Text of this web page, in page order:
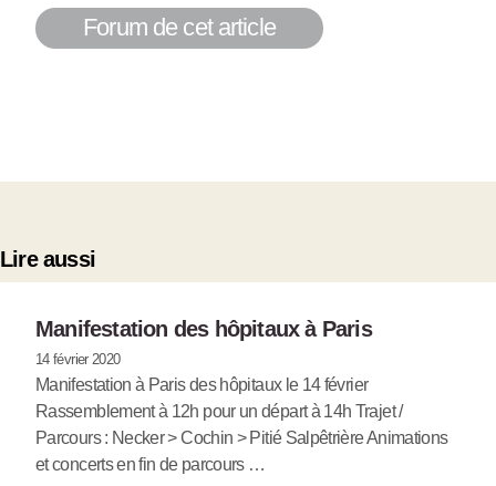
Forum de cet article
Lire aussi
Manifestation des hôpitaux à Paris
14 février 2020
Manifestation à Paris des hôpitaux le 14 février
Rassemblement à 12h pour un départ à 14h Trajet /
Parcours : Necker > Cochin > Pitié Salpêtrière Animations
et concerts en fin de parcours …